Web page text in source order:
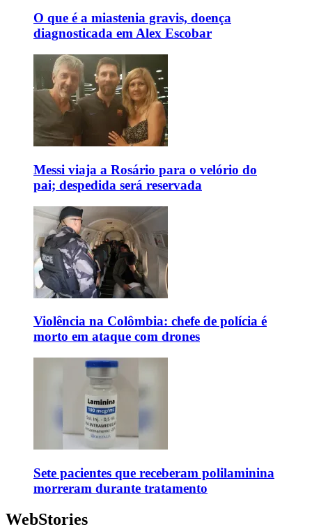
O que é a miastenia gravis, doença
diagnosticada em Alex Escobar
Messi viaja a Rosário para o velório do
pai; despedida será reservada
Violência na Colômbia: chefe de polícia é
morto em ataque com drones
Sete pacientes que receberam polilaminina
morreram durante tratamento
WebStories